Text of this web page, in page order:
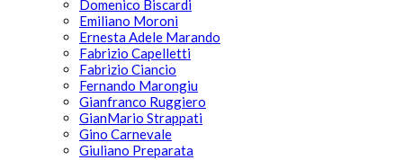
Domenico Biscardi
Emiliano Moroni
Ernesta Adele Marando
Fabrizio Capelletti
Fabrizio Ciancio
Fernando Marongiu
Gianfranco Ruggiero
GianMario Strappati
Gino Carnevale
Giuliano Preparata